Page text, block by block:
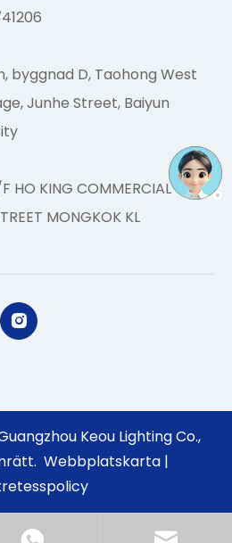
byggnad D, Taohong West
Junhe Street, Baiyun
HO KING COMMERCIAL
MONGKOK KL
Keou Lighting Co.,
Webbplatskarta|